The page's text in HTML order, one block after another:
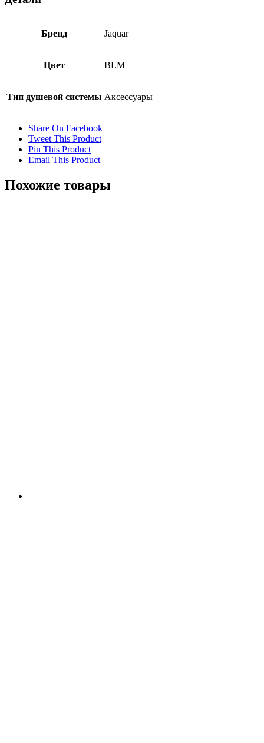
Бренд Jaquar
Цвет BLM
Тип душевой системы Аксессуары
Share On Facebook
Tweet This Product
Pin This Product
Email This Product
Похожие товары